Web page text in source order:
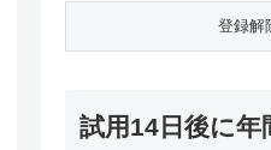
試用14日後に年